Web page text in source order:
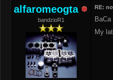
alfaromeogta
bandzioR1
RE:
My